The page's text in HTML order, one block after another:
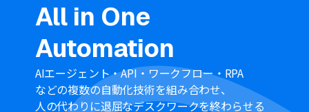
を連携してください。
All in One
Automation
AIエージェント・API・ワークフロー・RPA
などの複数の自動化技術を組み合わせ、
人の代わりに退屈なデスクワークを終わらせる